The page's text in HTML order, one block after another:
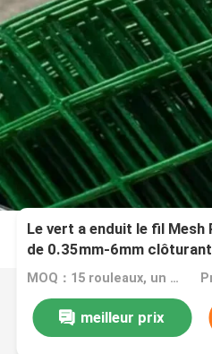
Le vert a enduit le fil Mesh
de 0.35mm-6mm
vieillissement
MOQ：15 rouleaux, un stock important peut répondre à vos besoins
meilleur prix